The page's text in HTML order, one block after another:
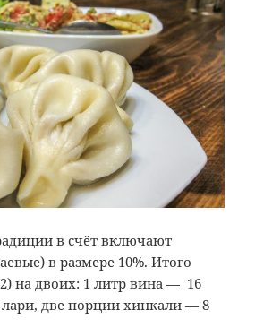
в счёт включают
в размере 10%. Итого
на двоих: 1 литр вина — 16
лари, две порции хинкали — 8